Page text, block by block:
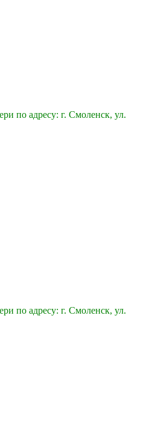
по адресу: г. Смоленск, ул.
по адресу: г. Смоленск, ул.